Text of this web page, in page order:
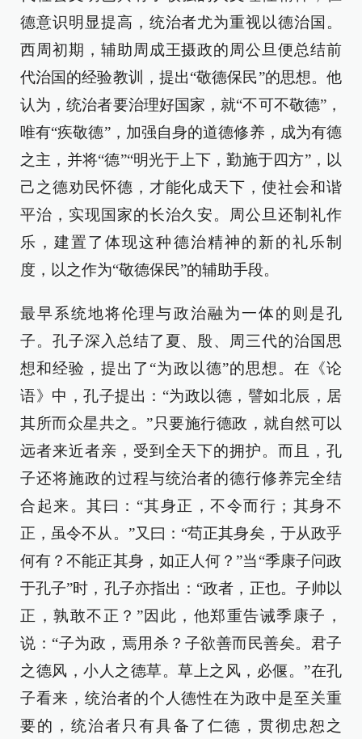
德意识明显提高，统治者尤为重视以德治国。
西周初期，辅助周成王摄政的周公旦便总结前
代治国的经验教训，提出“敬德保民”的思想。他
认为，统治者要治理好国家，就“不可不敬德”，
唯有“疾敬德”，加强自身的道德修养，成为有德
之主，并将“德”“明光于上下，勤施于四方”，以
己之德劝民怀德，才能化成天下，使社会和谐
平治，实现国家的长治久安。周公旦还制礼作
乐，建置了体现这种德治精神的新的礼乐制
度，以之作为“敬德保民”的辅助手段。
最早系统地将伦理与政治融为一体的则是孔
子。孔子深入总结了夏、殷、周三代的治国思
想和经验，提出了“为政以德”的思想。在《论
语》中，孔子提出：“为政以德，譬如北辰，居
其所而众星共之。”只要施行德政，就自然可以
远者来近者亲，受到全天下的拥护。而且，孔
子还将施政的过程与统治者的德行修养完全结
合起来。其曰：“其身正，不令而行；其身不
正，虽令不从。”又曰：“苟正其身矣，于从政乎
何有？不能正其身，如正人何？”当“季康子问政
于孔子”时，孔子亦指出：“政者，正也。子帅以
正，孰敢不正？”因此，他郑重告诫季康子，
说：“子为政，焉用杀？子欲善而民善矣。君子
之德风，小人之德草。草上之风，必偃。”在孔
子看来，统治者的个人德性在为政中是至关重
要的，统治者只有具备了仁德，贯彻忠恕之